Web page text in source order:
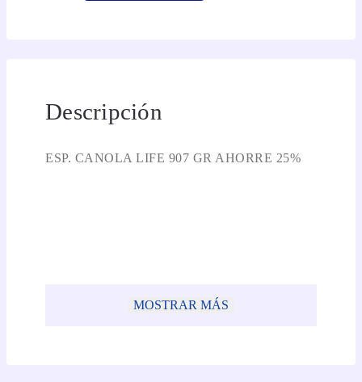
Descripción
ESP. CANOLA LIFE 907 GR AHORRE 25%
MOSTRAR MÁS